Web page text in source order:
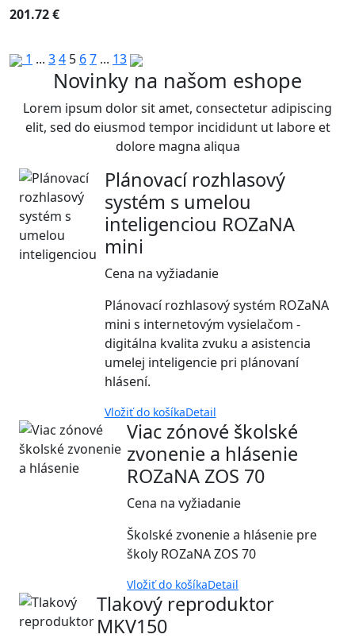
201.72 €
1 ... 34 5 67 ... 13
Novinky na našom eshope
Lorem ipsum dolor sit amet, consectetur adipiscing
elit, sed do eiusmod tempor incididunt ut labore et
dolore magna aliqua
Plánovací rozhlasový
systém s umelou
inteligenciou ROZaNA
mini
Cena na vyžiadanie
Plánovací rozhlasový systém ROZaNA
mini s internetovým vysielačom -
digitálna kvalita zvuku a asistencia
umelej inteligencie pri plánovaní
hlásení.
Vložiť do košíkaDetail
Viac zónové školské
zvonenie a hlásenie
ROZaNA ZOS 70
Cena na vyžiadanie
Školské zvonenie a hlásenie pre
školy ROZaNA ZOS 70
Vložiť do košíkaDetail
Tlakový reproduktor
MKV150